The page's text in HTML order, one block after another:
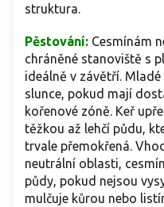
struktura.
Pěstování: Cesmínám
chráněné stanoviště s
ideálně v závětří.
slunce, pokud mají
kořenové zóně. Keř
těžkou až lehčí půdu,
trvale přemokřená.
neutrální oblasti,
půdy, pokud nejsou
mulčuje kůrou nebo